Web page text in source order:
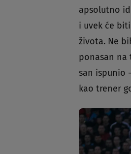
apsolutno
i uvek će
života. Ne
ponasan na
san ispunio
kao trener